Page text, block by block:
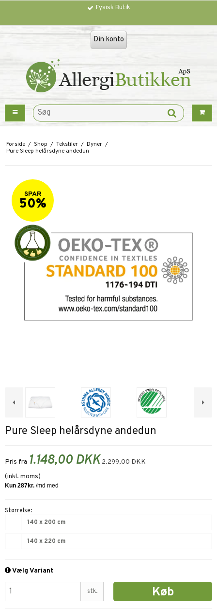
Fysisk Butik
Trustpilot
Din konto
Forside / Shop / Tekstiler / Dyner /
Pure Sleep helårsdyne andedun
SPAR
50%
Pure Sleep helårsdyne andedun
Pris fra 1.148,00 DKK2.299,00 DKK
(inkl. moms)
Størrelse:
140 x 200 cm
140 x 220 cm
Vælg Variant
stk. Køb